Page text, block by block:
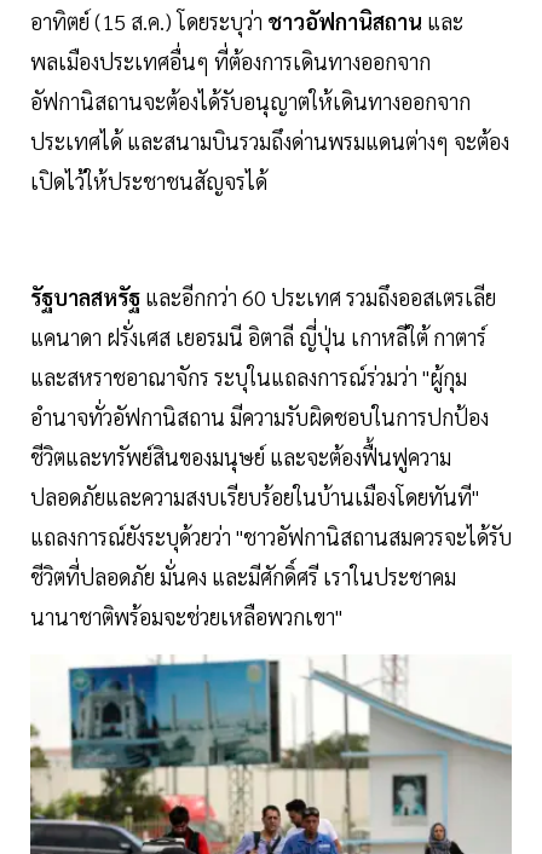
อาทิตย์ (15 ส.ค.) โดยระบุว่า ชาวอัฟกานิสถาน และ
พลเมืองประเทศอื่นๆ ที่ต้องการเดินทางออกจาก
อัฟกานิสถานจะต้องได้รับอนุญาตให้เดินทางออกจาก
ประเทศได้ และสนามบินรวมถึงด่านพรมแดนต่างๆ จะต้อง
เปิดไว้ให้ประชาชนสัญจรได้
รัฐบาลสหรัฐ และอีกกว่า 60 ประเทศ รวมถึงออสเตรเลีย
แคนาดา ฝรั่งเศส เยอรมนี อิตาลี ญี่ปุ่น เกาหลีใต้ กาตาร์
และสหราชอาณาจักร ระบุในแถลงการณ์ร่วมว่า "ผู้กุม
อำนาจทั่วอัฟกานิสถาน มีความรับผิดชอบในการปกป้อง
ชีวิตและทรัพย์สินของมนุษย์ และจะต้องฟื้นฟูความ
ปลอดภัยและความสงบเรียบร้อยในบ้านเมืองโดยทันที"
แถลงการณ์ยังระบุด้วยว่า "ชาวอัฟกานิสถานสมควรจะได้รับ
ชีวิตที่ปลอดภัย มั่นคง และมีศักดิ์ศรี เราในประชาคม
นานาชาติพร้อมจะช่วยเหลือพวกเขา"